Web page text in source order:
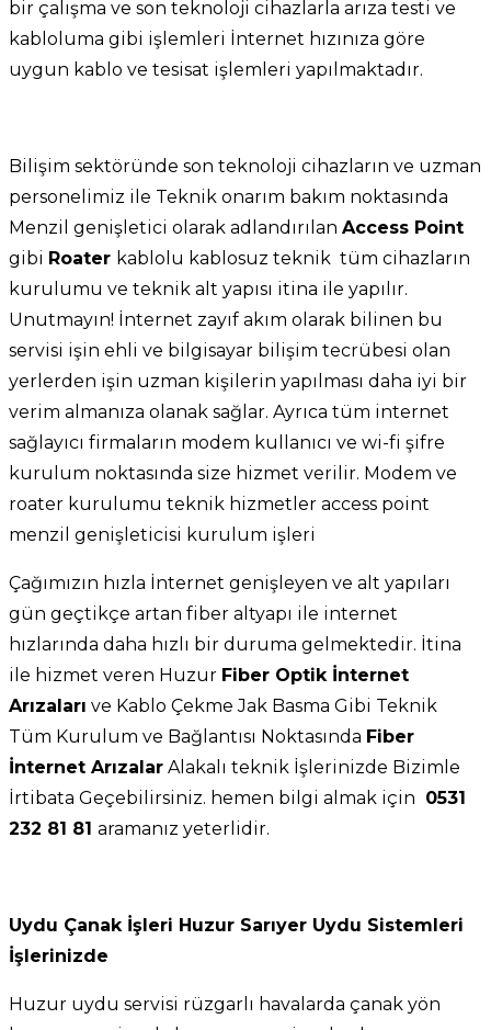
bir çalışma ve son teknoloji cihazlarla arıza testi ve
kabloluma gibi işlemleri İnternet hızınıza göre
uygun kablo ve tesisat işlemleri yapılmaktadır.
Bilişim sektöründe son teknoloji cihazların ve uzman
personelimiz ile Teknik onarım bakım noktasında
Menzil genişletici olarak adlandırılan Access Point
gibi Roater kablolu kablosuz teknik tüm cihazların
kurulumu ve teknik alt yapısı itina ile yapılır.
Unutmayın! İnternet zayıf akım olarak bilinen bu
servisi işin ehli ve bilgisayar bilişim tecrübesi olan
yerlerden işin uzman kişilerin yapılması daha iyi bir
verim almanıza olanak sağlar. Ayrıca tüm internet
sağlayıcı firmaların modem kullanıcı ve wi-fi şifre
kurulum noktasında size hizmet verilir. Modem ve
roater kurulumu teknik hizmetler access point
menzil genişleticisi kurulum işleri
Çağımızın hızla İnternet genişleyen ve alt yapıları
gün geçtikçe artan fiber altyapı ile internet
hızlarında daha hızlı bir duruma gelmektedir. İtina
ile hizmet veren Huzur Fiber Optik İnternet
Arızaları ve Kablo Çekme Jak Basma Gibi Teknik
Tüm Kurulum ve Bağlantısı Noktasında Fiber
İnternet Arızalar Alakalı teknik İşlerinizde Bizimle
İrtibata Geçebilirsiniz. hemen bilgi almak için 0531
232 81 81 aramanız yeterlidir.
Uydu Çanak İşleri Huzur Sarıyer Uydu Sistemleri
İşlerinizde
Huzur uydu servisi rüzgarlı havalarda çanak yön